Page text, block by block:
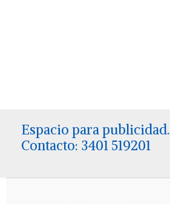
Espacio para publicidad.
Contacto: 3401 519201